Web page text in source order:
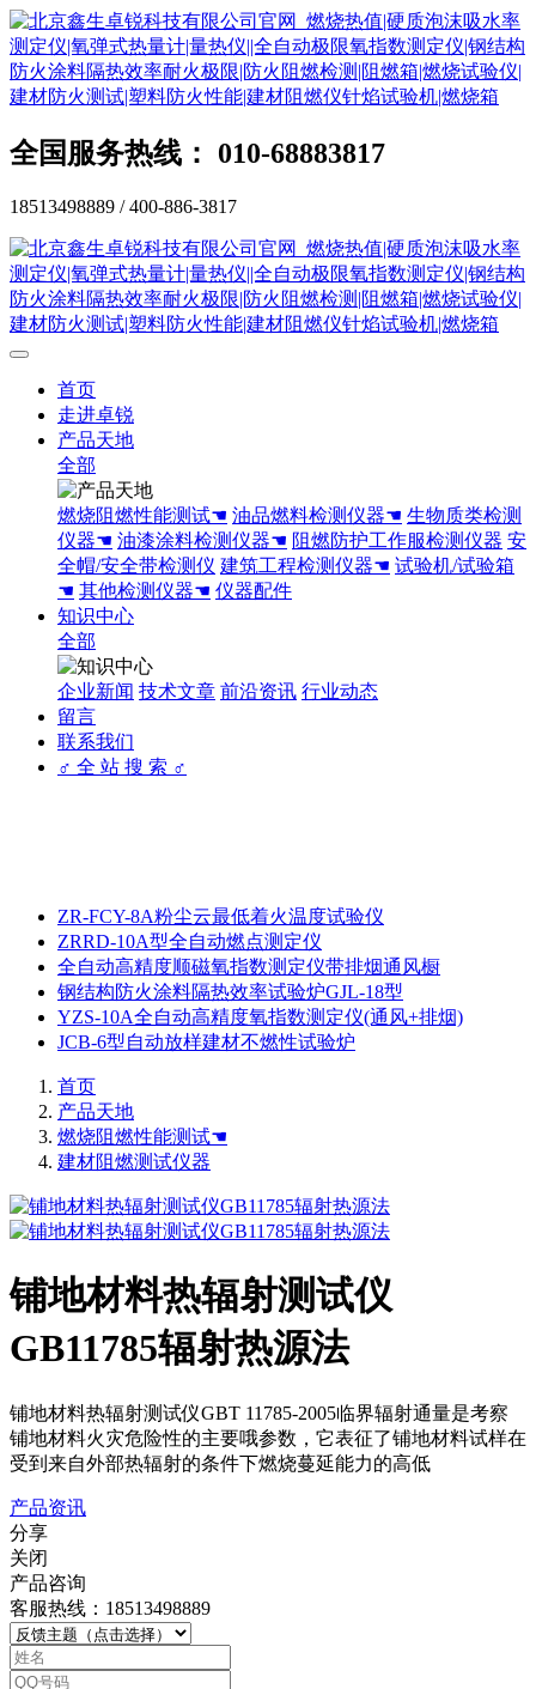
全国服务热线： 010-68883817
18513498889 / 400-886-3817
首页
走进卓锐
产品天地
全部
燃烧阻燃性能测试☚ 油品燃料检测仪器☚ 生物质类检测
仪器☚ 油漆涂料检测仪器☚ 阻燃防护工作服检测仪器 安
全帽/安全带检测仪 建筑工程检测仪器☚ 试验机/试验箱
☚ 其他检测仪器☚ 仪器配件
知识中心
全部
企业新闻 技术文章 前沿资讯 行业动态
留言
联系我们
♂ 全 站 搜 索 ♂
ZR-FCY-8A粉尘云最低着火温度试验仪
ZRRD-10A型全自动燃点测定仪
全自动高精度顺磁氧指数测定仪带排烟通风橱
钢结构防火涂料隔热效率试验炉GJL-18型
YZS-10A全自动高精度氧指数测定仪(通风+排烟)
JCB-6型自动放样建材不燃性试验炉
首页
产品天地
燃烧阻燃性能测试☚
建材阻燃测试仪器
铺地材料热辐射测试仪
GB11785辐射热源法
铺地材料热辐射测试仪GBT 11785-2005临界辐射通量是考察
铺地材料火灾危险性的主要哦参数，它表征了铺地材料试样在
受到来自外部热辐射的条件下燃烧蔓延能力的高低
产品资讯
分享
关闭
产品咨询
客服热线：18513498889